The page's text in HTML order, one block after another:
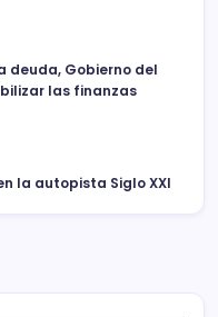
deuda, Gobierno del
las finanzas
la autopista Siglo XXI